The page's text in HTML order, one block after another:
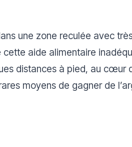
une zone reculée avec
aide alimentaire
distances à pied, au cœur
moyens de gagner de